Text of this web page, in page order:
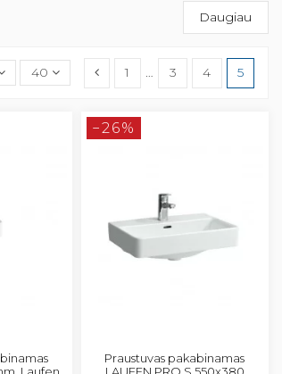
Daugiau
40 1 … 3 4 5
Laufen
−26%
Praustuvas pakabinamas
LAUFEN PRO S 550x380